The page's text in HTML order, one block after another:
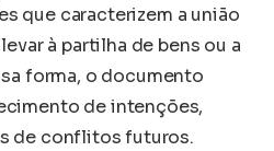
que caracterizem a união
à partilha de bens ou a
forma, o documento
de intenções,
de conflitos futuros.